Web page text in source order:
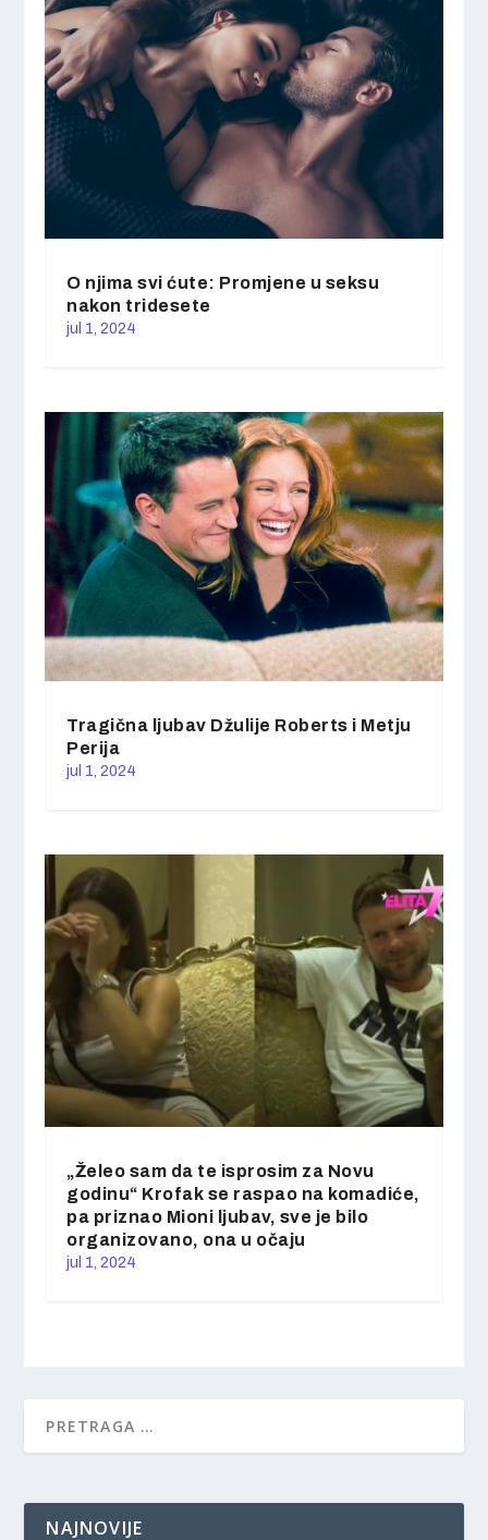
O njima svi ćute: Promjene u seksu
nakon tridesete
jul 1, 2024
Tragična ljubav Džulije Roberts i Metju
Perija
jul 1, 2024
„Želeo sam da te isprosim za Novu
godinu“ Krofak se raspao na komadiće,
pa priznao Mioni ljubav, sve je bilo
organizovano, ona u očaju
jul 1, 2024
NAJNOVIJE